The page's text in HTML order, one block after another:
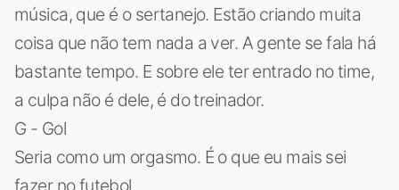
música, que é o sertanejo. Estão criando muita
coisa que não tem nada a ver. A gente se fala há
bastante tempo. E sobre ele ter entrado no time,
a culpa não é dele, é do treinador.
G - Gol
Seria como um orgasmo. É o que eu mais sei
fazer no futebol.